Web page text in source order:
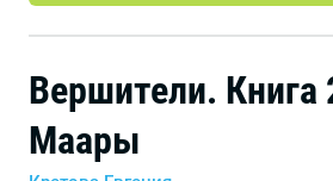
Вершители. Книга
Маары